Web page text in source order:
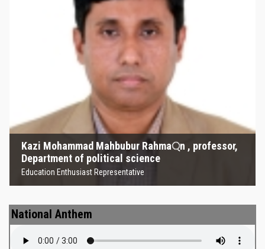
Kazi Mohammad Mahbubur Rahma্‌n , professor,
Department of political science
Education Enthusiast Representative
Kazi Mohammad Mahbubur
Rahma্‌n , professor, Department
of political science
Education Enthusiast Representative
National Anthem